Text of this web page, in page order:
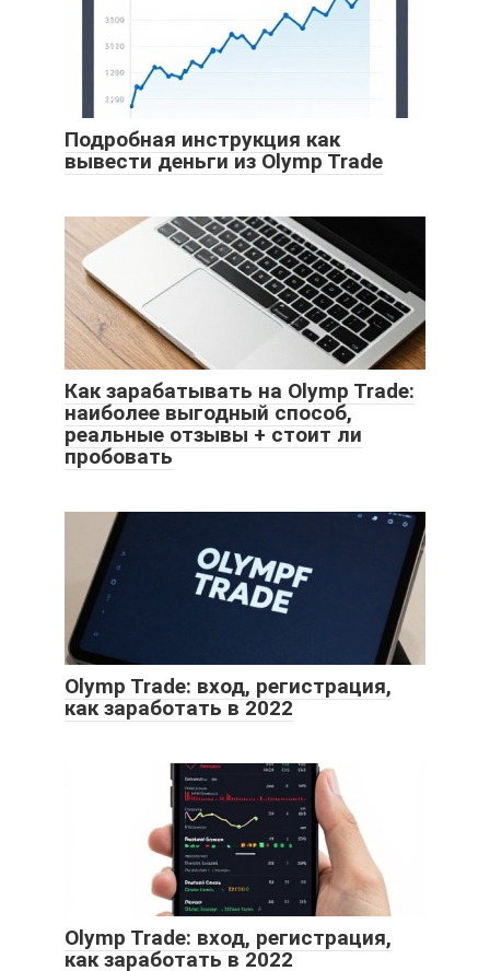
Подробная инструкция как
вывести деньги из Olymp Trade
Как зарабатывать на Olymp Trade:
наиболее выгодный способ,
реальные отзывы + стоит ли
пробовать
Olymp Trade: вход, регистрация,
как заработать в 2022
Olymp Trade: вход, регистрация,
как заработать в 2022